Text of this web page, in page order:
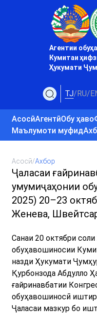
Агентии
Кумитаи
Ҳукумати
TJ/RU/
АсосӣАгентӣОбу ҳаво
Маълумоти муфид
Асосӣ/Ахбор
Ҷаласаи
умумиҷаҳонии
2025) 20–23
Женева,
Санаи 20 октябри
обуҳавошиносии
назди Ҳукумати
Қурбонзода Абдулло
ғайринавбатии
обуҳавошиносӣ
Ҷаласаи мазкур бо